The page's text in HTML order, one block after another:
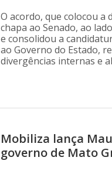
O acordo, que colocou a
chapa ao Senado, ao
e consolidou a
ao Governo do Estado,
divergências internas e
Mobiliza lança
governo de Mato